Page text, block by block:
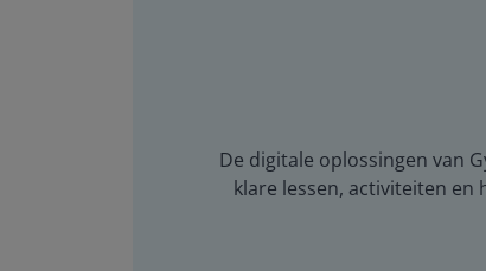
De digitale oplossingen van
klare lessen, activiteiten